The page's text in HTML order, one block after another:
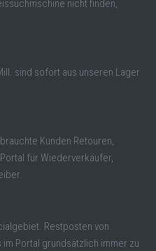
nicht finden,
sind sofort aus unseren Lager
Kunden Retouren,
für Wiederverkäufer,
Restposten von
Portal grundsätzlich immer zu